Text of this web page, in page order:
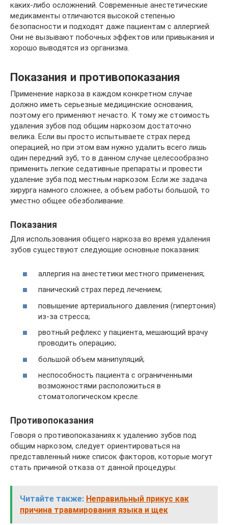
каких-либо осложнений. Современные анестетические
медикаменты отличаются высокой степенью
безопасности и подходят даже пациентам с аллергией.
Они не вызывают побочных эффектов или привыкания и
хорошо выводятся из организма.
Показания и противопоказания
Применение наркоза в каждом конкретном случае
должно иметь серьезные медицинские основания,
поэтому его применяют нечасто. К тому же стоимость
удаления зубов под общим наркозом достаточно
велика. Если вы просто испытываете страх перед
операцией, но при этом вам нужно удалить всего лишь
один передний зуб, то в данном случае целесообразно
применить легкие седативные препараты и провести
удаление зуба под местным наркозом. Если же задача
хирурга намного сложнее, а объем работы большой, то
уместно общее обезболивание.
Показания
Для использования общего наркоза во время удаления
зубов существуют следующие основные показания:
аллергия на анестетики местного применения;
панический страх перед лечением;
повышение артериального давления (гипертония)
из-за стресса;
рвотный рефлекс у пациента, мешающий врачу
проводить операцию;
большой объем манипуляций;
неспособность пациента с ограниченными
возможностями расположиться в
стоматологическом кресле.
Противопоказания
Говоря о противопоказаниях к удалению зубов под
общим наркозом, следует ориентироваться на
представленный ниже список факторов, которые могут
стать причиной отказа от данной процедуры:
Читайте также: Неправильный прикус как
причина травмирования языка и щек